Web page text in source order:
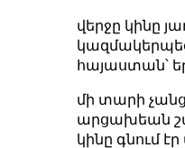
վերջը կինը
հայաստան՝
մի տարի
արցախեան
կինը գնում